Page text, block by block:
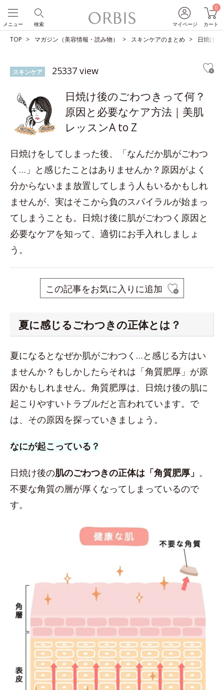
マイページ
0
カート
検索
メニュー
TOP マガジン（美容情報・読み物） スキンケアのまとめ 日焼け
スキンケア 25337 view
日焼け後のごわつきって何？
原因と必要なケア方法｜美肌
レッスンA to Z
日焼けをしてしまった後、「なんだか肌がごわつ
く…」と感じたことはありませんか？原因がよく
分からないまま放置してしまう人もいるかもしれ
ませんが、実はそこから負のスパイラルが始まっ
てしまうことも。日焼け後に肌がごわつく原因と
必要なケアを知って、適切にお手入れしましょ
う。
この記事をお気に入りに追加
夏に感じるごわつきの正体とは？
夏になるとなぜか肌がごわつく…と感じる方はい
ませんか？もしかしたらそれは「角質肥厚」が原
因かもしれません。角質肥厚は、日焼け後の肌に
起こりやすいトラブルだと言われています。で
は、その原因を探っていきましょう。
なにが起こっている？
日焼け後の肌のごわつきの正体は「角質肥厚」 。
不要な角質の層が厚くなってしまっているので
す。